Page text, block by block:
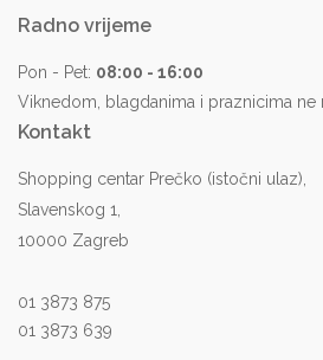
Radno vrijeme
Pon - Pet: 08:00 - 16:00
Viknedom, blagdanima i praznicima ne
Kontakt
Shopping centar Prečko (istočni ulaz),
Slavenskog 1,
10000 Zagreb
01 3873 875
01 3873 639